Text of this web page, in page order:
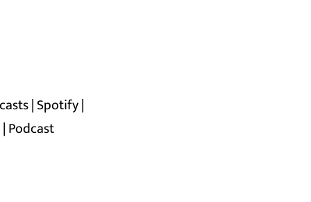
|Spotify|
|Podcast